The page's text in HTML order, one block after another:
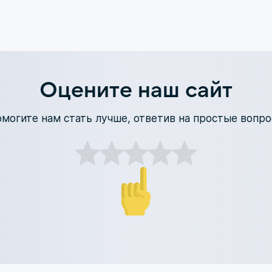
Оцените наш сайт
нам стать лучше, ответив на простые